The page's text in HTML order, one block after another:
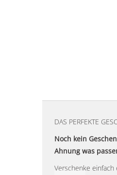
DAS PERFEKTE
Noch kein
Ahnung was
Verschenke